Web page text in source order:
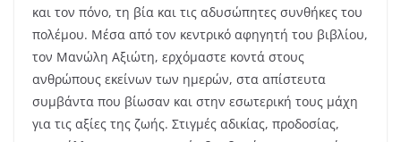
και τον πόνο, τη βία και τις αδυσώπητες συνθήκες του
πολέμου. Μέσα από τον κεντρικό αφηγητή του βιβλίου,
τον Μανώλη Αξιώτη, ερχόμαστε κοντά στους
ανθρώπους εκείνων των ημερών, στα απίστευτα
συμβάντα που βίωσαν και στην εσωτερική τους μάχη
για τις αξίες της ζωής. Στιγμές αδικίας, προδοσίας,